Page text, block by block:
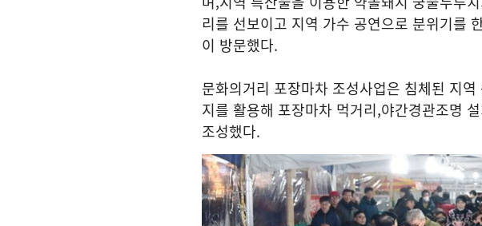
리를 선보이고 지역 가수 공연으로 분위기를
이 방문했다.
문화의거리 포장마차 조성사업은 침체된 지
지를 활용해 포장마차 먹거리,야간경관조명
조성했다.